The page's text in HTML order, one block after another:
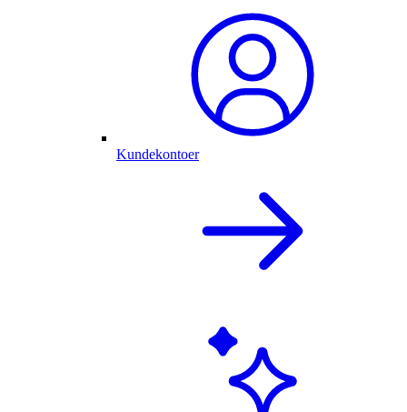
Kundekontoer